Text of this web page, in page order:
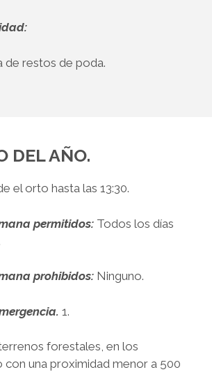
de restos de poda.
DEL AÑO.
el orto hasta las 13:30.
permitidos: Todos los días
prohibidos: Ninguno.
1.
forestales, en los
con una proximidad menor a 500